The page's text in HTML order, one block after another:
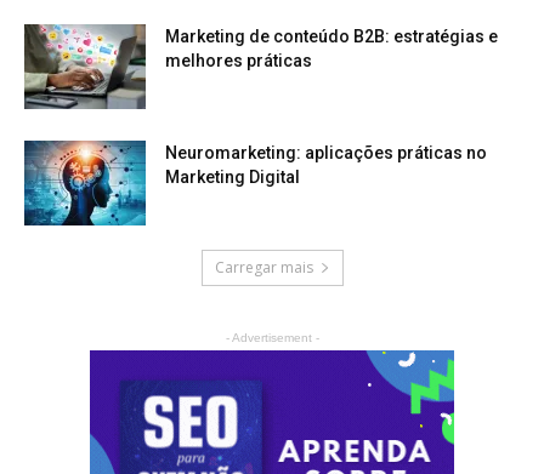
Marketing de conteúdo B2B: estratégias e
melhores práticas
Neuromarketing: aplicações práticas no
Marketing Digital
Carregar mais
- Advertisement -